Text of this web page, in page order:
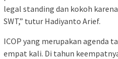
legal standing dan kokoh
SWT,” tutur Hadiyanto Arief.
ICOP yang merupakan agenda
empat kali. Di tahun